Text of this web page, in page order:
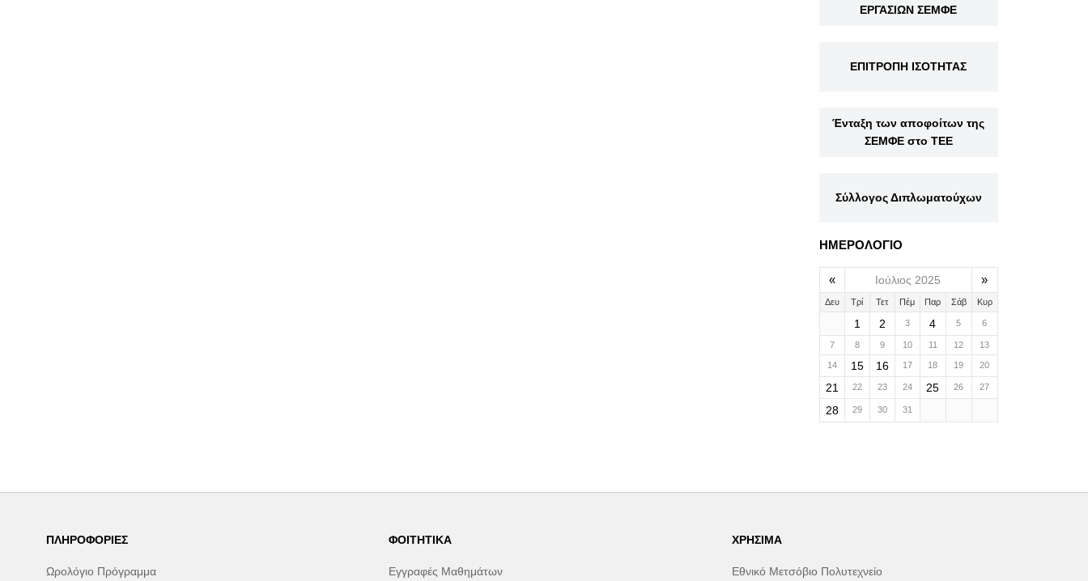
ΕΡΓΑΣΙΩΝ ΣΕΜΦΕ
ΕΠΙΤΡΟΠΗ ΙΣΟΤΗΤΑΣ
Ένταξη των αποφοίτων της
ΣΕΜΦΕ στο ΤΕΕ
Σύλλογος Διπλωματούχων
ΗΜΕΡΟΛΟΓΙΟ
« Ιούλιος 2025 »
Δευ Τρί Τετ Πέμ Παρ Σάβ Κυρ
1 2 3 4 5 6
7 8 9 10 11 12 13
14 15 16 17 18 19 20
21 22 23 24 25 26 27
28 29 30 31
ΠΛΗΡΟΦΟΡΊΕΣ
Ωρολόγιο Πρόγραμμα
ΦΟΙΤΗΤΙΚΆ
Εγγραφές Μαθημάτων
ΧΡΉΣΙΜΑ
Εθνικό Μετσόβιο Πολυτεχνείο